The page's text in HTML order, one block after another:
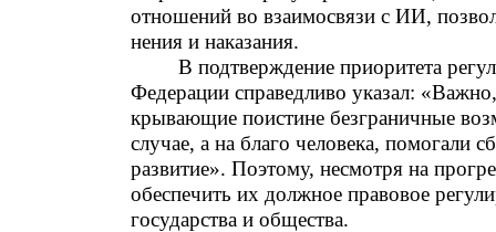
отношений во взаимосвязи с ИИ,
нения и наказания.
В подтверждение приоритета
Федерации справедливо указал:
крывающие поистине безграничные
случае, а на благо человека, помогали
развитие». Поэтому, несмотря на
обеспечить их должное правовое
государства и общества.